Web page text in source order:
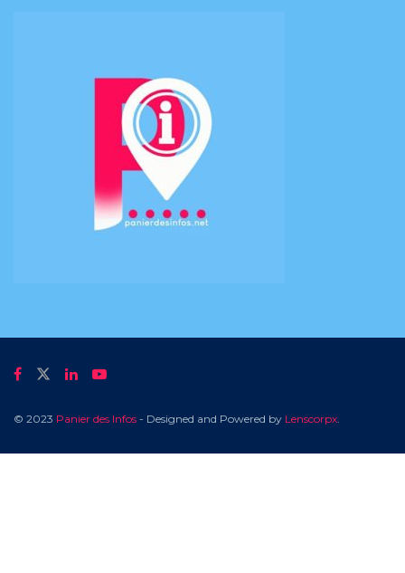
© 2023 Panier des Infos - Designed and Powered by Lenscorpx.